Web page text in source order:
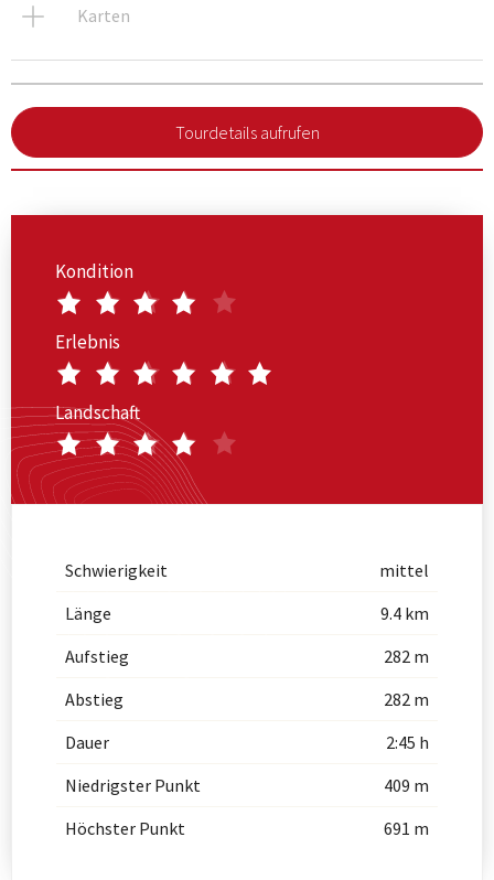
Karten
Tourdetails aufrufen
Kondition
Erlebnis
Landschaft
Schwierigkeit
mittel
Länge
9.4 km
Aufstieg
282 m
Abstieg
282 m
Dauer
2:45 h
Niedrigster Punkt
409 m
Höchster Punkt
691 m